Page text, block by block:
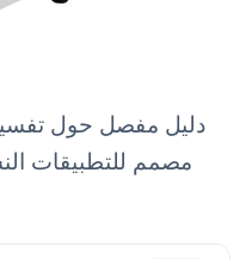
دليل مفصل حول تفسير